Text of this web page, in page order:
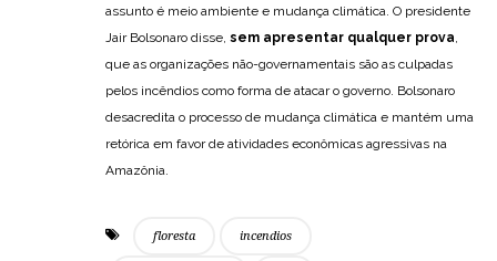
assunto é meio ambiente e mudança climática. O presidente
Jair Bolsonaro disse, sem apresentar qualquer prova,
que as organizações não-governamentais são as culpadas
pelos incêndios como forma de atacar o governo. Bolsonaro
desacredita o processo de mudança climática e mantém uma
retórica em favor de atividades econômicas agressivas na
Amazônia.
floresta incendios